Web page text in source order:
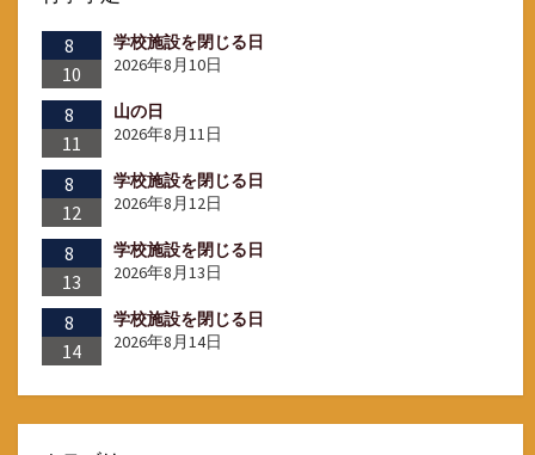
8
10
学校施設を閉じる日
2026年8月10日
8
11
山の日
2026年8月11日
8
12
学校施設を閉じる日
2026年8月12日
8
13
学校施設を閉じる日
2026年8月13日
8
14
学校施設を閉じる日
2026年8月14日